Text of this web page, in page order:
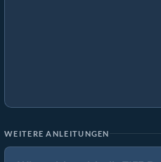
WEITERE ANLEITUNGEN